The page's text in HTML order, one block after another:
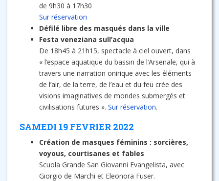
de 9h30 à 17h30
Sur réservation
Défilé libre des masqués dans la ville
Festa veneziana sull’acqua
De 18h45 à 21h15, spectacle à ciel ouvert, dans
« l’espace aquatique du bassin de l’Arsenale, qui à
travers une narration onirique avec les éléments
de l’air, de la terre, de l’eau et du feu crée des
visions imaginatives de mondes submergés et
civilisations futures ». Sur réservation.
SAMEDI 19 FEVRIER 2022
Création de masques féminins : sorcières,
voyous, courtisanes et fables
Scuola Grande San Giovanni Evangelista, avec
Giorgio de Marchi et Eleonora Fuser.